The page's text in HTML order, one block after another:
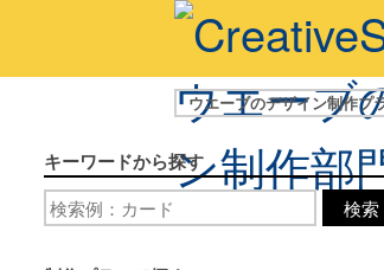
ウエーブのデザイン制作プ
キーワードから探す
検索